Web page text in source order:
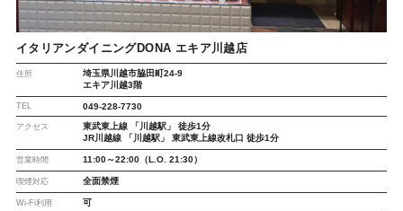
イタリアンダイニングDONA エキア川越店
住所
埼玉県川越市脇田町24-9
エキア川越3階
TEL 049-228-7730
アクセス
東武東上線 「川越駅」 徒歩1分
JR川越線 「川越駅」 東武東上線改札口 徒歩1分
営業時間 11:00～22:00（L.O. 21:30）
喫煙対応 全面禁煙
Wi-Fi利用 可